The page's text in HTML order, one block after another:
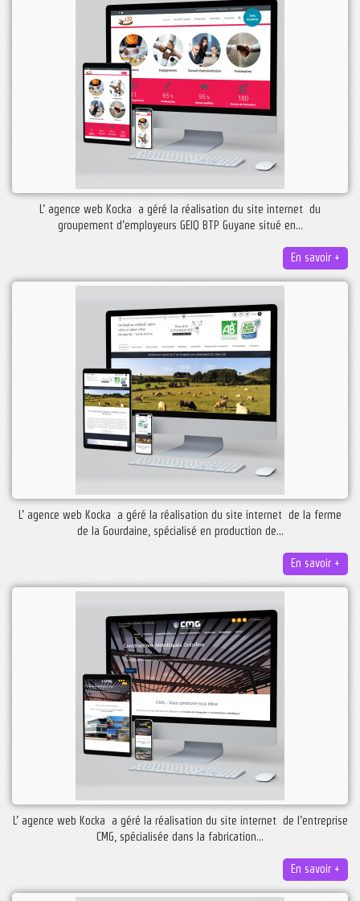
L’ agence web Kocka a géré la réalisation du site internet du
groupement d’employeurs GEIQ BTP Guyane situé en...
En savoir +
L’ agence web Kocka a géré la réalisation du site internet de la ferme
de la Gourdaine, spécialisé en production de...
En savoir +
L’ agence web Kocka a géré la réalisation du site internet de l’entreprise
CMG, spécialisée dans la fabrication...
En savoir +